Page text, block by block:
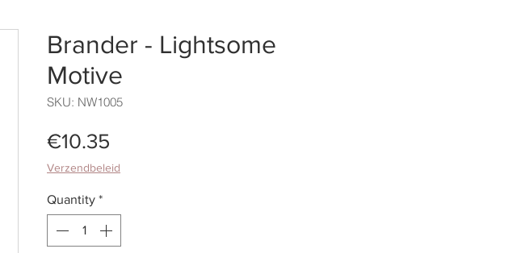
Brander - Lightsome
Motive
SKU: NW1005
€10.35
Verzendbeleid
Quantity *